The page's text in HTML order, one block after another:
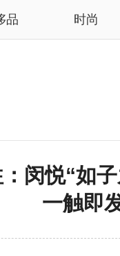
品 时尚
闵悦“如
一触即